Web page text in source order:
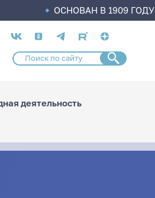
ОСНОВАН В 1909 ГОДУ
Социальные
сети
деятельность